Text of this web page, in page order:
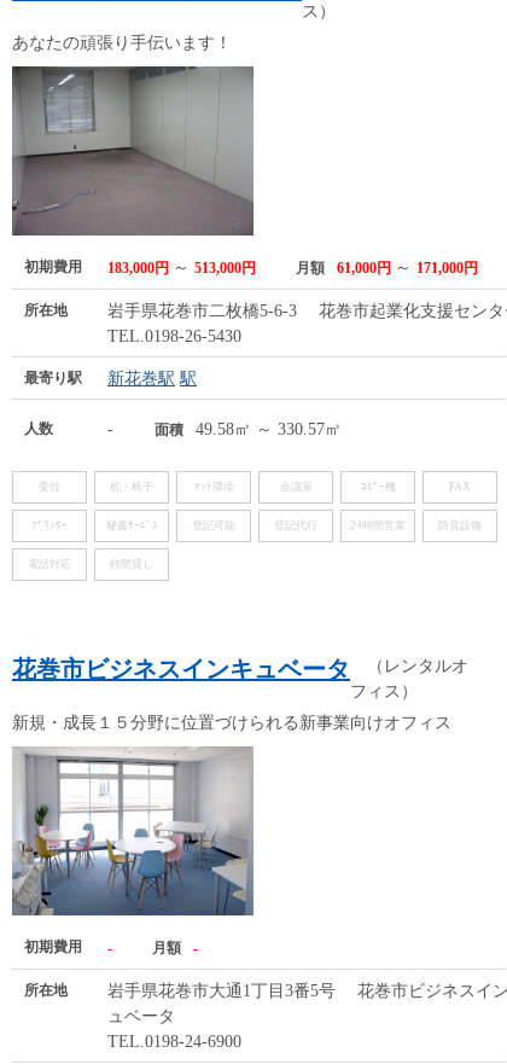
ス）
あなたの頑張り手伝います！
初期費用 183,000円 ～ 513,000円 月額 61,000円 ～ 171,000円
所在地
岩手県花巻市二枚橋5-6-3 花巻市起業化支援センタ
TEL.0198-26-5430
最寄り駅 新花巻駅 駅
人数 - 面積 49.58㎡ ～ 330.57㎡
受付 机・椅子 ﾈｯﾄ環境 会議室 ｺﾋﾟｰ機 FAX
ﾌﾟﾘﾝﾀｰ 秘書ｻｰﾋﾞｽ 登記可能 登記代行 24時間営業 防音設備
電話対応 時間貸し
花巻市ビジネスインキュベータ
（レンタルオ
フィス）
新規・成長１５分野に位置づけられる新事業向けオフィス
初期費用 - 月額 -
所在地
岩手県花巻市大通1丁目3番5号 花巻市ビジネスイン
ュベータ
TEL.0198-24-6900